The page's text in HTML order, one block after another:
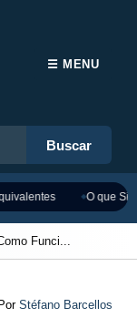
Buscar
☰ MENU
O que
Funci...
Stéfano Barcellos